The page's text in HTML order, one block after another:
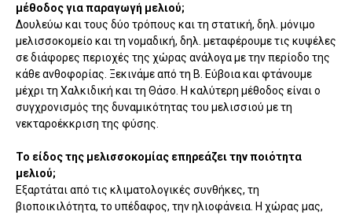
μέθοδος για παραγωγή μελιού;
Δουλεύω και τους δύο τρόπους και τη στατική, δηλ. μόνιμο
μελισσοκομείο και τη νομαδική, δηλ. μεταφέρουμε τις κυψέλες
σε διάφορες περιοχές της χώρας ανάλογα με την περίοδο της
κάθε ανθοφορίας. Ξεκινάμε από τη Β. Εύβοια και φτάνουμε
μέχρι τη Χαλκιδική και τη Θάσο. Η καλύτερη μέθοδος είναι ο
συγχρονισμός της δυναμικότητας του μελισσιού με τη
νεκταροέκκριση της φύσης.
Το είδος της μελισσοκομίας επηρεάζει την ποιότητα
μελιού;
Εξαρτάται από τις κλιματολογικές συνθήκες, τη
βιοποικιλότητα, το υπέδαφος, την ηλιοφάνεια. Η χώρας μας,